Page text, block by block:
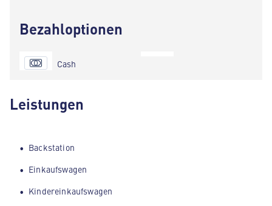
Bezahloptionen
Cash
Leistungen
Backstation
Einkaufswagen
Kindereinkaufswagen